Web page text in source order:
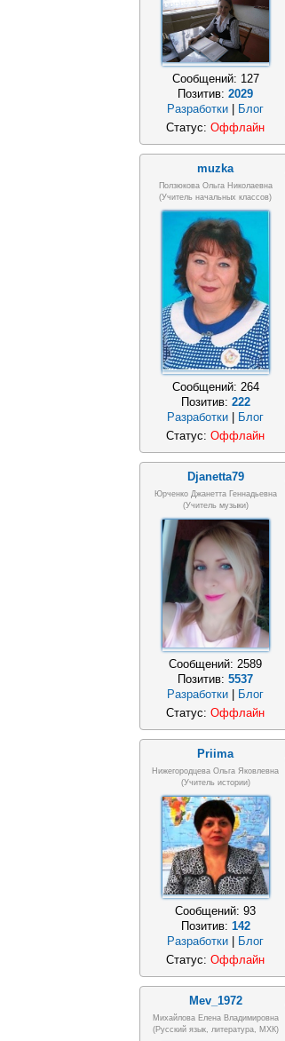
Сообщений: 127
Позитив: 2029
Разработки
Блог
Статус: Оффлайн
muzka
Ползюкова Ольга Николаевна
(Учитель начальных классов)
Сообщений: 264
Позитив: 222
Разработки
Блог
Статус: Оффлайн
Djanetta79
Юрченко Джанетта Геннадьевна
(Учитель музыки)
Сообщений: 2589
Позитив: 5537
Разработки | Блог
Статус: Оффлайн
Priima
Нижегородцева Ольга Яковлевна
(учитель истории)
Сообщений: 93
Позитив: 142
Разработки
Блог
Статус: Оффлайн
Mev_1972
Михайлова Елена Владимировна
(Русский язык, литература, МХК)